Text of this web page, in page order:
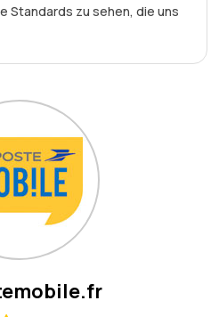
Standards zu sehen, die uns